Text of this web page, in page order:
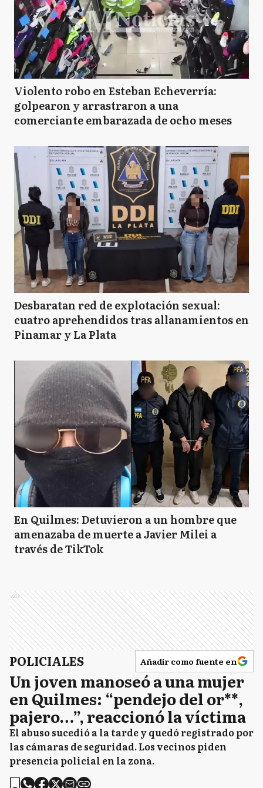
Violento robo en Esteban Echeverría:
golpearon y arrastraron a una
comerciante embarazada de ocho meses
Desbaratan red de explotación sexual:
cuatro aprehendidos tras allanamientos en
Pinamar y La Plata
En Quilmes: Detuvieron a un hombre que
amenazaba de muerte a Javier Milei a
través de TikTok
Ads
POLICIALES Añadir como fuente en
Un joven manoseó a una mujer
en Quilmes: “pendejo del or**,
pajero…”, reaccionó la víctima
El abuso sucedió a la tarde y quedó registrado por
las cámaras de seguridad. Los vecinos piden
presencia policial en la zona.